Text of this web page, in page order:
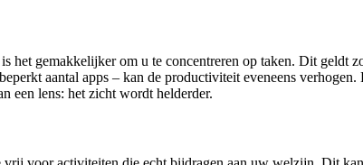
het gemakkelijker om u te concentreren op taken. Dit
aantal apps – kan de productiviteit eveneens
een lens: het zicht wordt helderder.